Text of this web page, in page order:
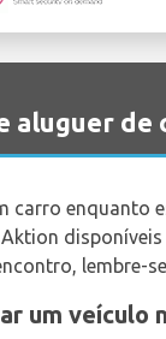
aluguer
carro enquanto
lembre-
um